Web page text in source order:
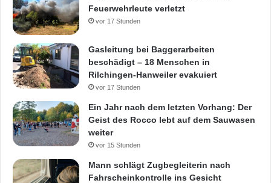
Feuerwehrleute verletzt
vor 17 Stunden
Gasleitung bei Baggerarbeiten
beschädigt – 18 Menschen in
Rilchingen-Hanweiler evakuiert
vor 17 Stunden
Ein Jahr nach dem letzten Vorhang: Der
Geist des Rocco lebt auf dem Sauwasen
weiter
vor 15 Stunden
Mann schlägt Zugbegleiterin nach
Fahrscheinkontrolle ins Gesicht